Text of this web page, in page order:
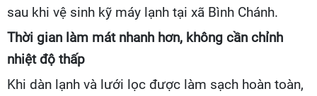
sau khi vệ sinh kỹ máy lạnh tại xã Bình Chánh.
Thời gian làm mát nhanh hơn, không cần chỉnh
nhiệt độ thấp
Khi dàn lạnh và lưới lọc được làm sạch hoàn toàn,